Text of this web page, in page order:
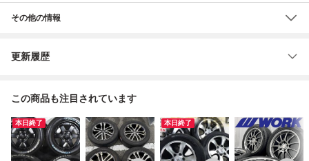
その他の情報
更新履歴
この商品も注目されています
本日終了 本日終了